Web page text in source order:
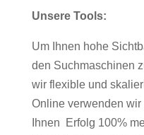
Unsere Tools:
Um Ihnen hohe
den Suchmaschinen
wir flexible und
Online verwenden
Ihnen Erfolg 100%